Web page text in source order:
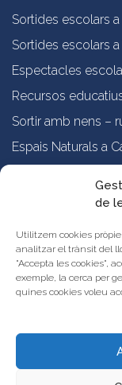
de
Utilitzem cookies
analitzar el trànsit del
"Accepta les cookies",
exemple, la cerca per
quines cookies voleu
Sortides escolars
Sortides escolars a
Espectacles
Recursos
Sortir amb nens –
Espais Naturals a
Qui som?
Vols publicar les teves
Catalunya?
Condicions d’ús i avís